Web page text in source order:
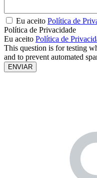
Eu aceito Política de
Política de Privacidade
Eu aceito Política de
This question is for testing
and to prevent automated